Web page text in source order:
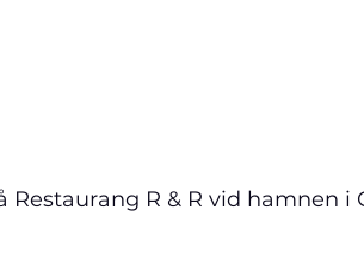
Restaurang R & R vid hamnen i